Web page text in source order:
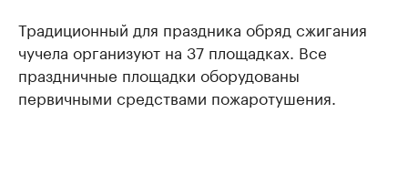
Традиционный для праздника обряд сжигания
чучела организуют на 37 площадках. Все
праздничные площадки оборудованы
первичными средствами пожаротушения.